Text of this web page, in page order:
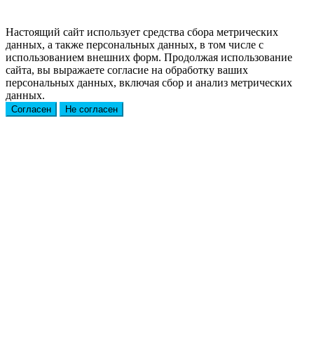
Настоящий сайт использует средства сбора метрических
данных, а также персональных данных, в том числе с
использованием внешних форм. Продолжая использование
сайта, вы выражаете согласие на обработку ваших
персональных данных, включая сбор и анализ метрических
данных.
Согласен Не согласен